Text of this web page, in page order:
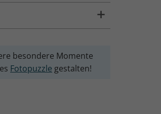
besondere Momente
Fotopuzzle gestalten!